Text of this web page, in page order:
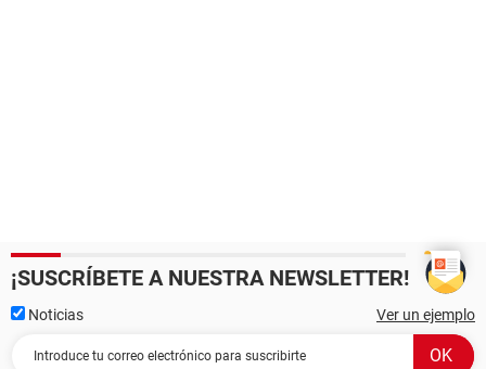
¡SUSCRÍBETE A NUESTRA NEWSLETTER!
Noticias Ver un ejemplo